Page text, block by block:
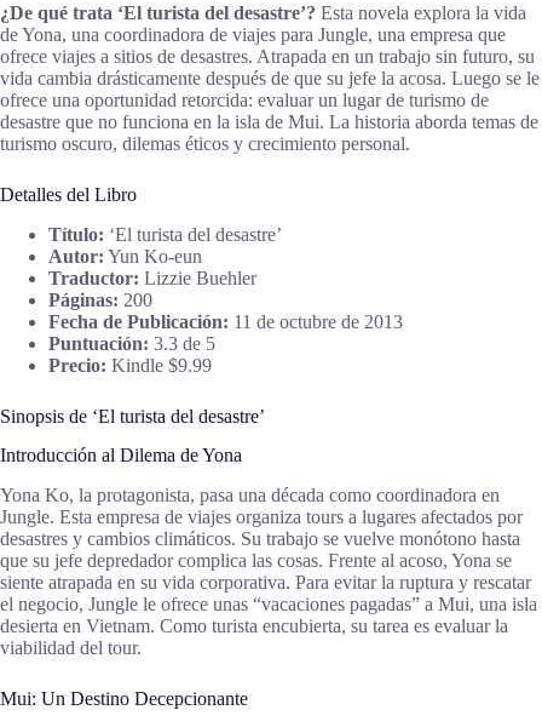
¿De qué trata ‘El turista del desastre’? Esta novela explora la vida
de Yona, una coordinadora de viajes para Jungle, una empresa que
ofrece viajes a sitios de desastres. Atrapada en un trabajo sin futuro, su
vida cambia drásticamente después de que su jefe la acosa. Luego se le
ofrece una oportunidad retorcida: evaluar un lugar de turismo de
desastre que no funciona en la isla de Mui. La historia aborda temas de
turismo oscuro, dilemas éticos y crecimiento personal.
Detalles del Libro
Título: ‘El turista del desastre’
Autor: Yun Ko-eun
Traductor: Lizzie Buehler
Páginas: 200
Fecha de Publicación: 11 de octubre de 2013
Puntuación: 3.3 de 5
Precio: Kindle $9.99
Sinopsis de ‘El turista del desastre’
Introducción al Dilema de Yona
Yona Ko, la protagonista, pasa una década como coordinadora en
Jungle. Esta empresa de viajes organiza tours a lugares afectados por
desastres y cambios climáticos. Su trabajo se vuelve monótono hasta
que su jefe depredador complica las cosas. Frente al acoso, Yona se
siente atrapada en su vida corporativa. Para evitar la ruptura y rescatar
el negocio, Jungle le ofrece unas “vacaciones pagadas” a Mui, una isla
desierta en Vietnam. Como turista encubierta, su tarea es evaluar la
viabilidad del tour.
Mui: Un Destino Decepcionante